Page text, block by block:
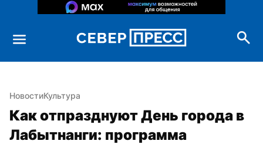
НовостиКультура
Как отпразднуют День города в
Лабытнанги: программа